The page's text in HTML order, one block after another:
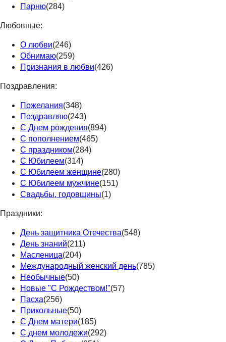
Парню(284)
Любовные:
О любви(246)
Обнимаю(259)
Признания в любви(426)
Поздравления:
Пожелания(348)
Поздравляю(243)
С Днем рождения(894)
С пополнением(465)
С праздником(284)
С Юбилеем(314)
С Юбилеем женщине(280)
С Юбилеем мужчине(151)
Свадьбы, годовщины(1)
Праздники:
День защитника Отечества(548)
День знаний(211)
Масленица(204)
Международный женский день(785)
Необычные(50)
Новые "С Рождеством!"(57)
Пасха(256)
Прикольные(50)
С Днем матери(185)
С днем молодежи(292)